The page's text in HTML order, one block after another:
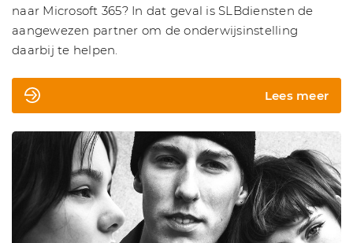
naar Microsoft 365? In dat geval is SLBdiensten de
aangewezen partner om de onderwijsinstelling
daarbij te helpen.
Lees meer